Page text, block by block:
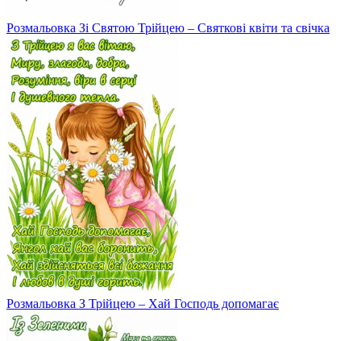
Розмальовка Зі Святою Трійцею – Святкові квіти та свічка
Розмальовка З Трійцею – Хай Господь допомагає